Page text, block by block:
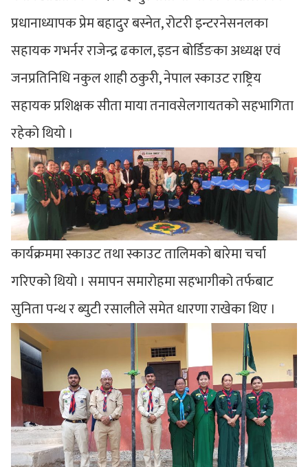
प्रधानाध्यापक प्रेम बहादुर बस्नेत, रोटरी इन्टरनेसनलका
सहायक गभर्नर राजेन्द्र ढकाल, इडन बोर्डिङका अध्यक्ष एवं
जनप्रतिनिधि नकुल शाही ठकुरी, नेपाल स्काउट राष्ट्रिय
सहायक प्रशिक्षक सीता माया तनावसेलगायतको सहभागिता
रहेको थियो ।
कार्यक्रममा स्काउट तथा स्काउट तालिमको बारेमा चर्चा
गरिएको थियो । समापन समारोहमा सहभागीको तर्फबाट
सुनिता पन्थ र ब्युटी रसालीले समेत धारणा राखेका थिए ।